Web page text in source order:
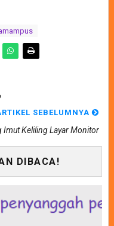
SEBELUMNYA
Keliling Layar Monitor
DIBACA!